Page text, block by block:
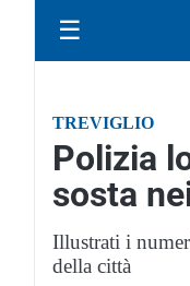
☰
TREVIGLIO
Polizia
sosta
Illustrati i
della città